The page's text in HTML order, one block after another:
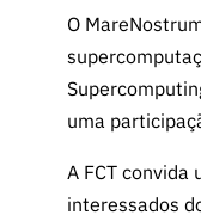
O
uma
A FCT convida
interessados